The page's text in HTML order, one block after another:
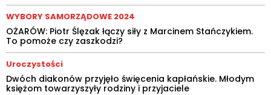
WYBORY SAMORZĄDOWE 2024
OŻARÓW: Piotr Ślęzak łączy siły z Marcinem Stańczykiem.
To pomoże czy zaszkodzi?
Uroczystości
Dwóch diakonów przyjęło święcenia kapłańskie. Młodym
księżom towarzyszyły rodziny i przyjaciele